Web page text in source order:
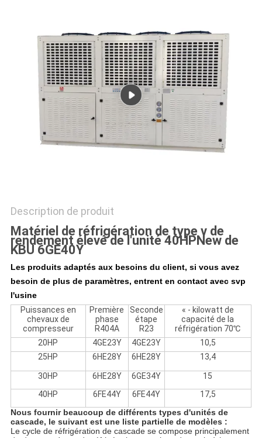
CONFIDENTIALITÉ
Description de produit
Matériel de réfrigération de type v de
rendement élevé de l'unité 40HPNew de
KBU 6GE40Y
Les produits adaptés aux besoins du client, si vous avez
besoin de plus de paramètres, entrent en contact avec svp
l'usine
Puissances en
chevaux de
compresseur
Première
phase
R404A
Seconde
étape
R23
« - kilowatt de
capacité de la
réfrigération 70℃
20HP
4GE23Y 4GE23Y
10,5
25HP
6HE28Y 6HE28Y 13,4
30HP 6HE28Y 6GE34Y
15
40HP
6FE44Y 6FE44Y
17,5
Nous fournir beaucoup de différents types d'unités de
cascade, le suivant est une liste partielle de modèles :
Le cycle de réfrigération de cascade se compose principalement